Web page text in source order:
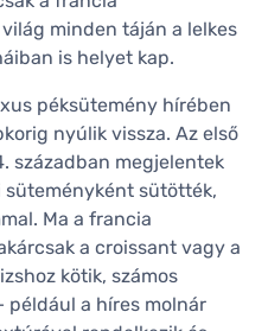
minden táján a lelkes
is helyet kap.
péksütemény hírében
nyúlik vissza. Az első
században megjelentek
süteményként sütötték,
Ma a francia
a croissant vagy a
kötik, számos
például a híres molnár